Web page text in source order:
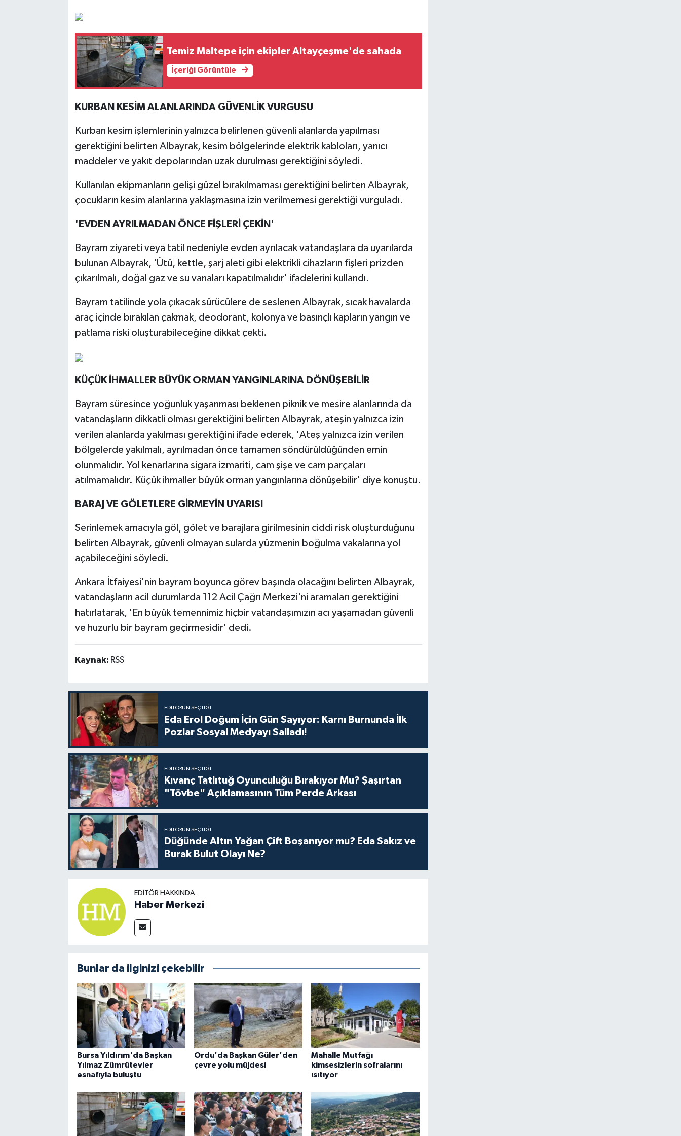
Temiz Maltepe için ekipler Altayçeşme'de sahada
İçeriği Görüntüle
KURBAN KESİM ALANLARINDA GÜVENLİK VURGUSU
Kurban kesim işlemlerinin yalnızca belirlenen güvenli alanlarda yapılması
gerektiğini belirten Albayrak, kesim bölgelerinde elektrik kabloları, yanıcı
maddeler ve yakıt depolarından uzak durulması gerektiğini söyledi.
Kullanılan ekipmanların gelişi güzel bırakılmaması gerektiğini belirten Albayrak,
çocukların kesim alanlarına yaklaşmasına izin verilmemesi gerektiği vurguladı.
'EVDEN AYRILMADAN ÖNCE FİŞLERİ ÇEKİN'
Bayram ziyareti veya tatil nedeniyle evden ayrılacak vatandaşlara da uyarılarda
bulunan Albayrak, 'Ütü, kettle, şarj aleti gibi elektrikli cihazların fişleri prizden
çıkarılmalı, doğal gaz ve su vanaları kapatılmalıdır' ifadelerini kullandı.
Bayram tatilinde yola çıkacak sürücülere de seslenen Albayrak, sıcak havalarda
araç içinde bırakılan çakmak, deodorant, kolonya ve basınçlı kapların yangın ve
patlama riski oluşturabileceğine dikkat çekti.
KÜÇÜK İHMALLER BÜYÜK ORMAN YANGINLARINA DÖNÜŞEBİLİR
Bayram süresince yoğunluk yaşanması beklenen piknik ve mesire alanlarında da
vatandaşların dikkatli olması gerektiğini belirten Albayrak, ateşin yalnızca izin
verilen alanlarda yakılması gerektiğini ifade ederek, 'Ateş yalnızca izin verilen
bölgelerde yakılmalı, ayrılmadan önce tamamen söndürüldüğünden emin
olunmalıdır. Yol kenarlarına sigara izmariti, cam şişe ve cam parçaları
atılmamalıdır. Küçük ihmaller büyük orman yangınlarına dönüşebilir' diye konuştu.
BARAJ VE GÖLETLERE GİRMEYİN UYARISI
Serinlemek amacıyla göl, gölet ve barajlara girilmesinin ciddi risk oluşturduğunu
belirten Albayrak, güvenli olmayan sularda yüzmenin boğulma vakalarına yol
açabileceğini söyledi.
Ankara İtfaiyesi'nin bayram boyunca görev başında olacağını belirten Albayrak,
vatandaşların acil durumlarda 112 Acil Çağrı Merkezi'ni aramaları gerektiğini
hatırlatarak, 'En büyük temennimiz hiçbir vatandaşımızın acı yaşamadan güvenli
ve huzurlu bir bayram geçirmesidir' dedi.
Kaynak: RSS
EDITÖRÜN SEÇTIĞI
Eda Erol Doğum İçin Gün Sayıyor: Karnı Burnunda İlk
Pozlar Sosyal Medyayı Salladı!
EDITÖRÜN SEÇTIĞI
Kıvanç Tatlıtuğ Oyunculuğu Bırakıyor Mu? Şaşırtan
"Tövbe" Açıklamasının Tüm Perde Arkası
EDITÖRÜN SEÇTIĞI
Düğünde Altın Yağan Çift Boşanıyor mu? Eda Sakız ve
Burak Bulut Olayı Ne?
EDITÖR HAKKINDA
Haber Merkezi
Bunlar da ilginizi çekebilir
Bursa Yıldırım'da Başkan
Yılmaz Zümrütevler
esnafıyla buluştu
Ordu'da Başkan Güler'den
çevre yolu müjdesi
Mahalle Mutfağı
kimsesizlerin sofralarını
ısıtıyor